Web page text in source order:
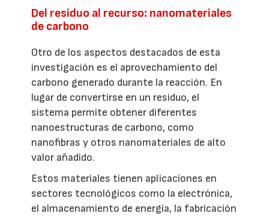
Del residuo al recurso: nanomateriales
de carbono
Otro de los aspectos destacados de esta
investigación es el aprovechamiento del
carbono generado durante la reacción. En
lugar de convertirse en un residuo, el
sistema permite obtener diferentes
nanoestructuras de carbono, como
nanofibras y otros nanomateriales de alto
valor añadido.
Estos materiales tienen aplicaciones en
sectores tecnológicos como la electrónica,
el almacenamiento de energía, la fabricación